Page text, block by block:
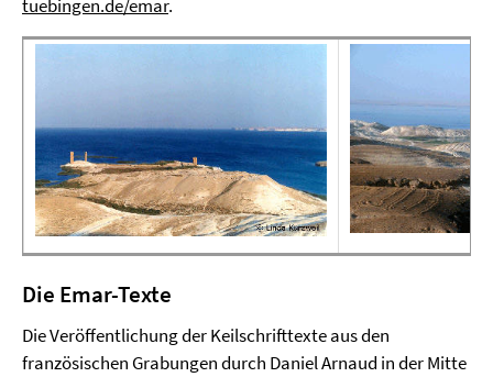
tuebingen.de/emar.
Die Emar-Texte
Die Veröffentlichung der Keilschrifttexte aus den
französischen Grabungen durch Daniel Arnaud in der Mitte